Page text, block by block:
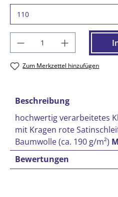
Produkt Anzahl:
Zum Merkzettel hinzufügen
Beschreibung
hochwertig verarbeitetes
mit Kragen rote
Baumwolle (ca. 190 g/m²)
Bewertungen